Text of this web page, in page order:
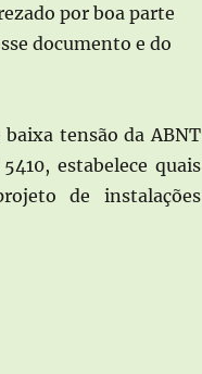
por boa parte
documento e do
tensão da ABNT
estabelece quais
de instalações